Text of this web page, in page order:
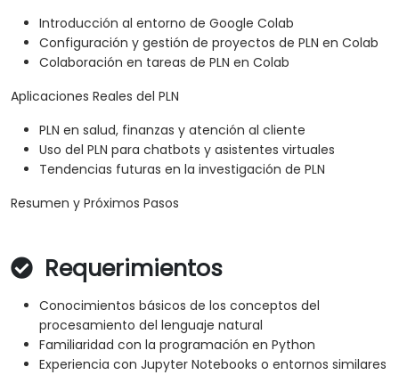
Introducción al entorno de Google Colab
Configuración y gestión de proyectos de PLN en Colab
Colaboración en tareas de PLN en Colab
Aplicaciones Reales del PLN
PLN en salud, finanzas y atención al cliente
Uso del PLN para chatbots y asistentes virtuales
Tendencias futuras en la investigación de PLN
Resumen y Próximos Pasos
Requerimientos
Conocimientos básicos de los conceptos del
procesamiento del lenguaje natural
Familiaridad con la programación en Python
Experiencia con Jupyter Notebooks o entornos similares